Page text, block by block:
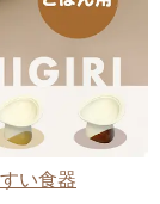
い食器